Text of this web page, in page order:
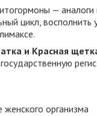
— аналоги
цикл,
и Красная
организма